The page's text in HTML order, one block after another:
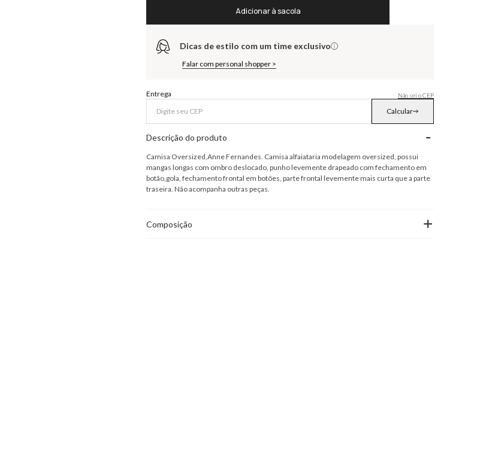
Adicionar à sacola
Dicas de estilo com um time exclusivo
Falar com personal shopper >
Entrega Não sei o CEP
Calcular
Descrição do produto -
Camisa Oversized,Anne Fernandes. Camisa alfaiataria modelagem oversized, possui
mangas longas com ombro deslocado, punho levemente drapeado com fechamento em
botão,gola, fechamento frontal em botões, parte frontal levemente mais curta que a parte
traseira. Não acompanha outras peças.
Composição +